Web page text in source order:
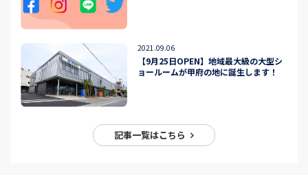
2021.09.06
【9月25日OPEN】地域最大級の大型シ
ョールームが甲府の地に誕生します！
記事一覧はこちら